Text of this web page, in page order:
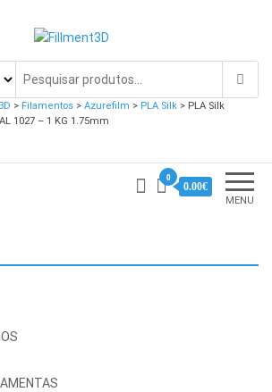
Componentes e Serviço de
> Filamentos > Azurefilm > PLA Silk > PLA Silk
1027 – 1 KG 1.75mm
MENU
0
0.00€